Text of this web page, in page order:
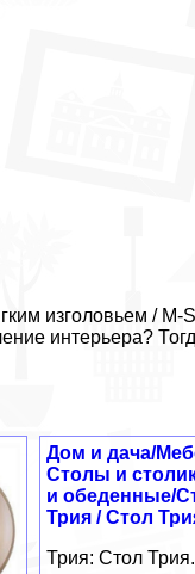
изголовьем / M-
интерьера?
Дом и дача/
Столы и
и обеденные/
Трия / Стол
Трия: Стол